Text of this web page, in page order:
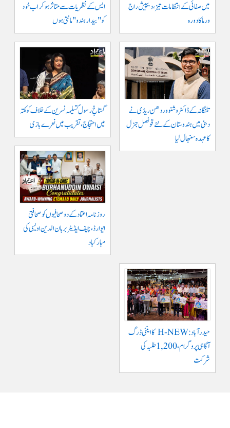
میں صفائی کے انتظامات تیز، دیپیش راج
ورما کا دورہ
ایس کے نظریات سے متاثر ہو کر اب خود
کو "بیدار ہندو" مانتی ہوں
تلنگانہ کے ڈاکٹر وشنو وردھن ریڈی نے
دبئی میں ہندوستان کے نئے قونصل جنرل
کا عہدہ سنبھال لیا
گستاخِ رسولؐ تسلیمہ نسرین کے خلاف کولکتہ
میں احتجاج، تقریب میں نعرے بازی
روزنامہ اعتماد کے دو صحافیوں کو صحافتی
ایوارڈ، چیف ایڈیٹر برہان الدین اویسی کی
مبارکباد
حیدرآباد: H-NEW کا اینٹی ڈرگ
آگاہی پروگرام، 1,200 طلبہ کی
شرکت